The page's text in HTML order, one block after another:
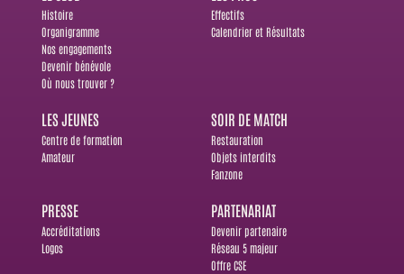
Histoire
Organigramme
Nos engagements
Devenir bénévole
Où nous trouver ?
Effectifs
Calendrier et Résultats
LES JEUNES
Centre de formation
Amateur
SOIR DE MATCH
Restauration
Objets interdits
Fanzone
PRESSE
Accréditations
Logos
PARTENARIAT
Devenir partenaire
Réseau 5 majeur
Offre CSE